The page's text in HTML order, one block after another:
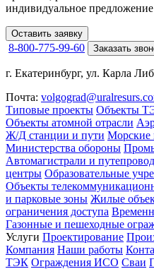
индивидуальное
Оставить заявку
8-800-775-99-60 Заказать
г. Екатеринбург, ул. Карла
Почта:
Типовые проекты Объекты
Объекты атомной отрасли
Ж/Д станции и пути Морские
Министерства обороны
Автомагистрали и
центры Образовательные
Объекты
и парковые зоны Жилые
ограничения доступа
Газонные и пешеходные
Услуги Проектирование
Компания Наши работы
ТЭК Ограждения ИСО Сваи